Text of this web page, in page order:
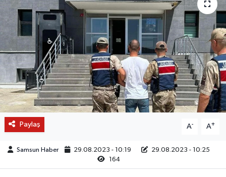
Paylaş A- A+
Samsun Haber 29.08.2023 - 10:19
29.08.2023 - 10:25
164